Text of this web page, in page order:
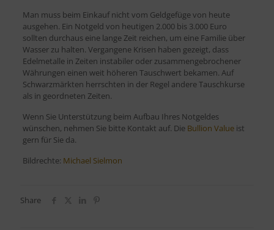
Man muss beim Einkauf nicht vom Geldgefüge von heute
ausgehen. Ein Notgeld von heutigen 2.000 bis 3.000 Euro
sollten durchaus eine lange Zeit reichen, um eine Familie über
Wasser zu halten. Vergangene Krisen haben gezeigt, dass
Edelmetalle in Zeiten instabiler oder zusammengebrochener
Währungen einen weit höheren Tauschwert bekamen. Auf
Schwarzmärkten herrschten in der Regel andere Tauschkurse
als in geordneten Zeiten.
Wenn Sie Unterstützung beim Aufbau Ihres Notgeldes
wünschen, nehmen Sie bitte Kontakt auf. Die Bullion Valueist
gern für Sie da.
Bildrechte: Michael Sielmon
Share